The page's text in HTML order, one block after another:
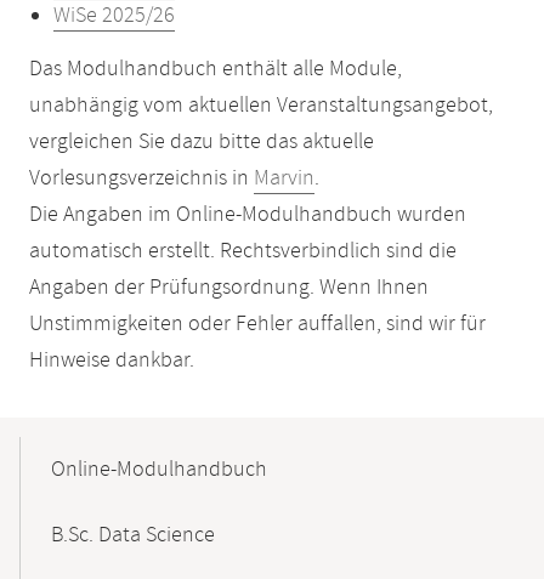
WiSe 2025/26
Das Modulhandbuch enthält alle Module,
unabhängig vom aktuellen Veranstaltungsangebot,
vergleichen Sie dazu bitte das aktuelle
Vorlesungsverzeichnis in Marvin.
Die Angaben im Online-Modulhandbuch wurden
automatisch erstellt. Rechtsverbindlich sind die
Angaben der Prüfungsordnung. Wenn Ihnen
Unstimmigkeiten oder Fehler auffallen, sind wir für
Hinweise dankbar.
NavigationOnline-Modulhandbuch
B.Sc. Data Science